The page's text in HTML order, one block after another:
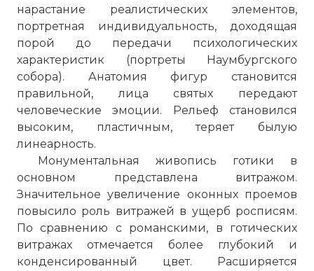
нарастание реалистических элементов,
портретная индивидуальность, доходящая
порой до передачи психологических
характеристик (портреты Наумбургского
собора). Анатомия фигур становится
правильной, лица святых передают
человеческие эмоции. Рельеф становился
высоким, пластичным, теряет былую
линеарность.
Монументальная живопись готики в
основном представлена витражом.
Значительное увеличение оконных проемов
повысило роль витражей в ущерб росписям.
По сравнению с романскими, в готических
витражах отмечается более глубокий и
конденсированный цвет. Расширяется